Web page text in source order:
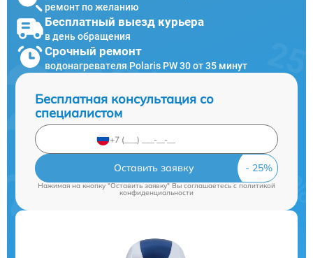
ремонт по желанию
Бесплатный выезд курьера
в день обращения
Срочный ремонт
водонагревателя Polaris PW 30 от 35 минут
Бесплатная консультация со
специалистом
Оставить заявку
Нажимая на кнопку "Оставить заявку" Вы соглашаетесь cполитикой
конфиденциальности